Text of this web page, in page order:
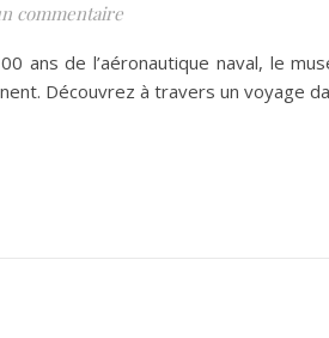
commentaire
ans de l’aéronautique naval, le
Découvrez à travers un voyage